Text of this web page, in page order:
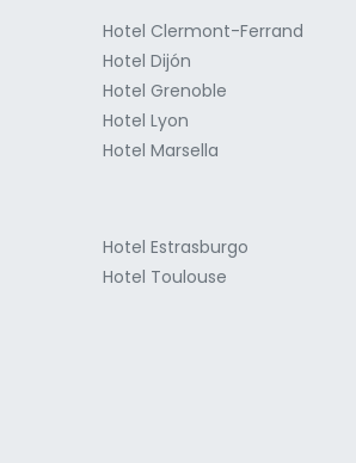
Hotel Clermont-Ferrand
Hotel Dijón
Hotel Grenoble
Hotel Lyon
Hotel Marsella
Hotel Estrasburgo
Hotel Toulouse